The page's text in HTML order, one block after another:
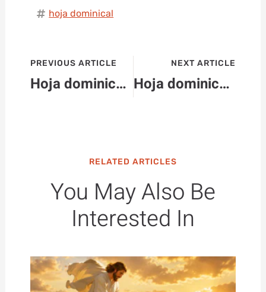
hoja dominical
PREVIOUS ARTICLE
Hoja dominical 8 de junio
NEXT ARTICLE
Hoja dominical 22 de junio
RELATED ARTICLES
You May Also Be
Interested In